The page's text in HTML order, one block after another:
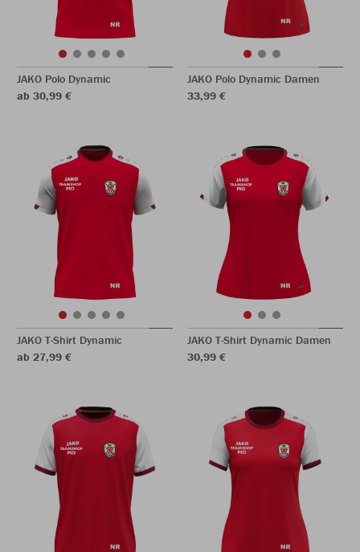
JAKO Polo Dynamic
ab 30,99 €
JAKO Polo Dynamic Damen
33,99 €
JAKO T-Shirt Dynamic
ab 27,99 €
JAKO T-Shirt Dynamic Damen
30,99 €